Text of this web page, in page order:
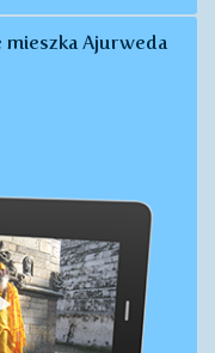
Ajurweda